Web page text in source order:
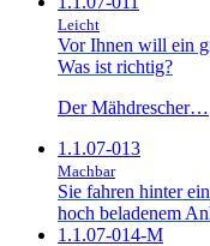
Leicht
Vor Ihnen will ein
Was ist richtig?
Der Mähdrescher…
1.1.07-013
Machbar
Sie fahren hinter
hoch beladenem
1.1.07-014-M